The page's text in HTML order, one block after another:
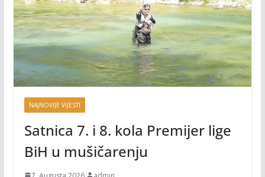
NAJNOVIJE VIJESTI
Satnica 7. i 8. kola Premijer lige
BiH u mušičarenju